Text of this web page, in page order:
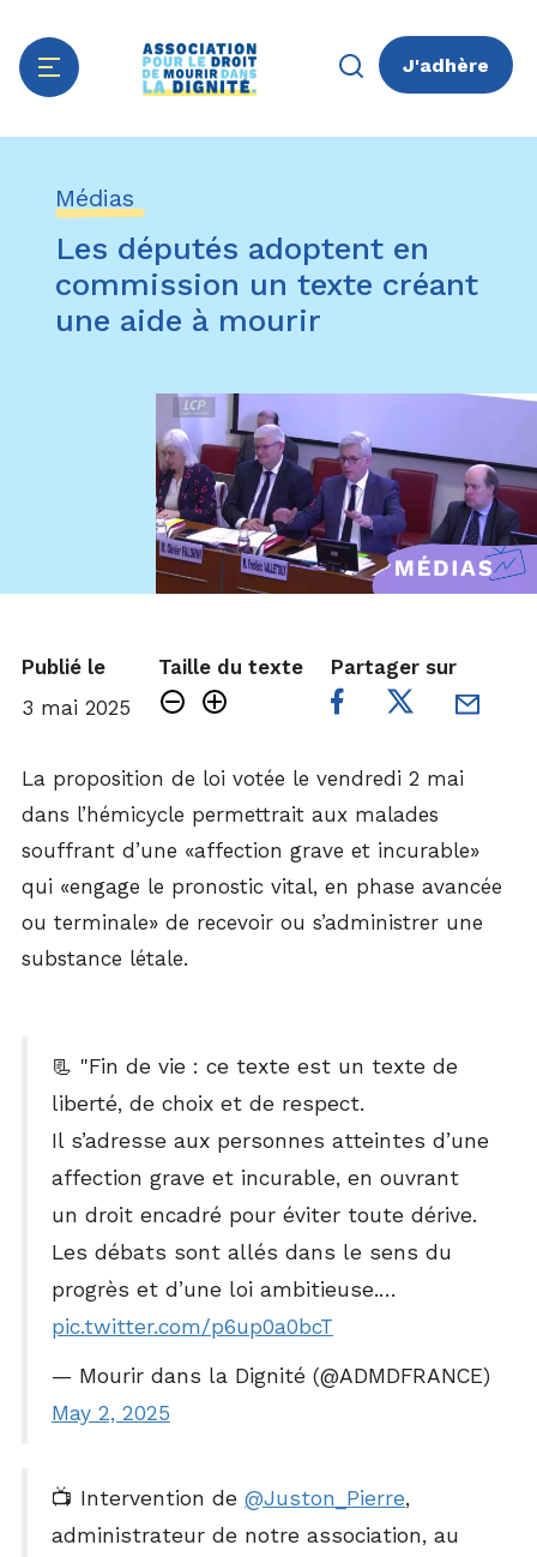
contenu
principal
J'adhère
Médias
Les députés adoptent en
commission un texte créant
une aide à mourir
Publié le
3 mai 2025
Taille du texte Partager sur
La proposition de loi votée le vendredi 2 mai
dans l’hémicycle permettrait aux malades
souffrant d’une «affection grave et incurable»
qui «engage le pronostic vital, en phase avancée
ou terminale» de recevoir ou s’administrer une
substance létale.
📃 "Fin de vie : ce texte est un texte de
liberté, de choix et de respect.
Il s’adresse aux personnes atteintes d’une
affection grave et incurable, en ouvrant
un droit encadré pour éviter toute dérive.
Les débats sont allés dans le sens du
progrès et d’une loi ambitieuse.…
pic.twitter.com/p6up0a0bcT
— Mourir dans la Dignité (@ADMDFRANCE)
May 2, 2025
📺 Intervention de @Juston_Pierre,
administrateur de notre association, au